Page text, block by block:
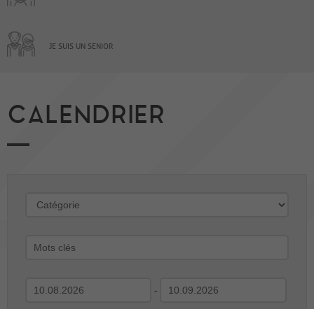
JE SUIS UN SENIOR
CALENDRIER
-